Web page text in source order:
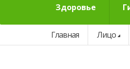
Здоровье
Главная Лицо